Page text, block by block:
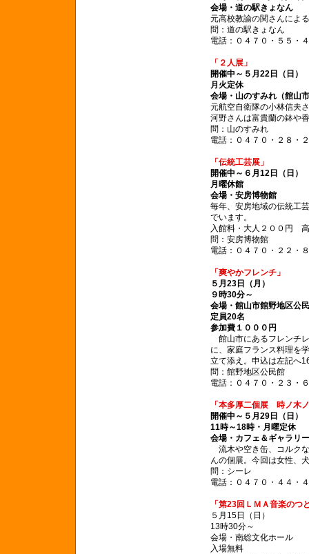
会場・道の駅きょなん
元高校教諭の関さんによ
問：道の駅きょなん
電話：０４７０・５５・
「２人展」
開催中～５月22日（日）
月火定休
会場・山のすみれ（館山
元航空自衛隊の小林信夫
河野さんは富貴蘭の鉢や
問：山のすみれ
電話：０４７０・２８・
「伝統工芸展」
開催中～６月12日（日）
月曜休館
会場・安房博物館
毎年、安房地域の伝統工
でいます。
入館料・大人２００円
問：安房博物館
電話：０４７０・２２・
「爽やかフレンチ」
５月23日（月）
９時30分～
会場・館山市館野地区公
定員20名
参加費１０００円
館山市にあるフレンチ
に、家庭フランス料理を
立て添え。申込は左記へ
問：館野地区公民館
電話：０４７０・２３・
「本多厚二個展 時ノ木
開催中～５月29日（日）
11時～18時・月曜定休
会場・カフェ＆ギャラリ
流木や空き缶、コルク
んの個展。今回は女性、
問：シーレ
電話：０４７０・４４・
「第23回ＬＭＡ音楽のつ
５月15日（日）
13時30分～
会場・南総文化ホール
入場無料